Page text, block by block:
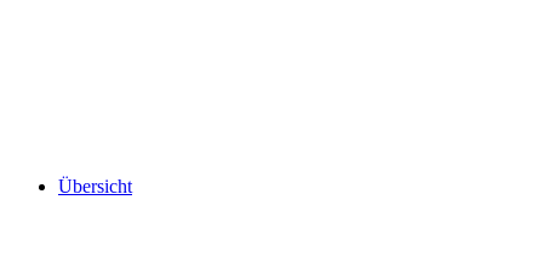
Übersicht